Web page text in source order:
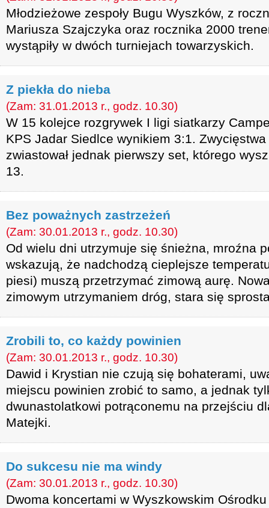
Młodzieżowe zespoły Bugu Wyszków, z
Mariusza Szajczyka oraz rocznika 2000
wystąpiły w dwóch turniejach towarzyskich.
Z piekła do nieba
(Zam: 31.01.2013 r., godz. 10.30)
W 15 kolejce rozgrywek I ligi siatkarzy
KPS Jadar Siedlce wynikiem 3:1.
zwiastował jednak pierwszy set, którego
13.
Bez poważnych zastrzeżeń
(Zam: 30.01.2013 r., godz. 10.30)
Od wielu dni utrzymuje się śnieżna, mroźna
wskazują, że nadchodzą cieplejsze
piesi) muszą przetrzymać zimową aurę.
zimowym utrzymaniem dróg, stara się
Zrobili to, co każdy powinien
(Zam: 30.01.2013 r., godz. 10.30)
Dawid i Krystian nie czują się bohaterami,
miejscu powinien zrobić to samo, a jednak
dwunastolatkowi potrąconemu na przejściu
Matejki.
Do sukcesu nie ma windy
(Zam: 30.01.2013 r., godz. 10.30)
Dwoma koncertami w Wyszkowskim Ośrodku